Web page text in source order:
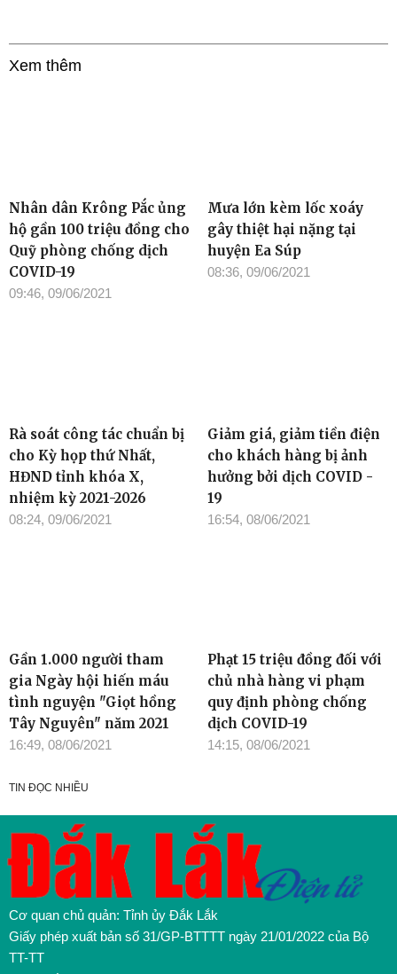
Nhân dân Krông Pắc ủng
hộ gần 100 triệu đồng cho
Quỹ phòng chống dịch
COVID-19
Mưa lớn kèm lốc xoáy
gây thiệt hại nặng tại
huyện Ea Súp
Rà soát công tác chuẩn bị
cho Kỳ họp thứ Nhất,
HĐND tỉnh khóa X,
nhiệm kỳ 2021-2026
Giảm giá, giảm tiền điện
cho khách hàng bị ảnh
hưởng bởi dịch COVID -
19
Gần 1.000 người tham
gia Ngày hội hiến máu
tình nguyện "Giọt hồng
Tây Nguyên" năm 2021
Phạt 15 triệu đồng đối với
chủ nhà hàng vi phạm
quy định phòng chống
dịch COVID-19
Cơ quan chủ quản: Tỉnh ủy Đắk Lắk
Giấy phép xuất bản số 31/GP-BTTTT ngày 21/01/2022 của Bộ